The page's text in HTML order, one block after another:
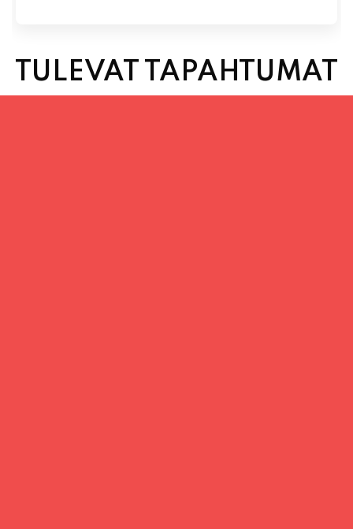
TULEVAT TAPAHTUMAT